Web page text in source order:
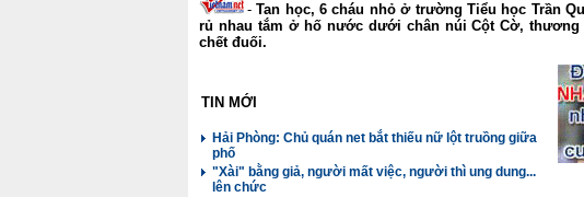
-Tan học, 6 cháu nhỏ ở trường Tiểu học Trần
rủ nhau tắm ở hố nước dưới chân núi Cột Cờ, thương
chết đuối.
TIN MỚI
Hải Phòng: Chủ quán net bắt thiếu nữ lột truồng giữa
phố
"Xài" bằng giả, người mất việc, người thì ung dung...
lên chức